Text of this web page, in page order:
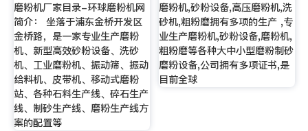
磨粉机厂家目录-环球磨粉机网
简介： 坐落于浦东金桥开发区
金桥路，是一家专业生产磨粉
机、新型高效砂粉设备、洗砂
机、工业磨粉机、振动筛、振动
给料机、皮带机、移动式磨粉
站、各种石料生产线、碎石生产
线、制砂生产线、磨粉生产线方
案的配置等
磨粉机,砂粉设备,高压磨粉机,洗
砂机,粗粉磨拥有多项的生产 ,专
业生产磨粉机,砂粉设备,磨粉机,
粗粉磨等各种大中小型磨粉制砂
磨粉设备,公司拥有多项证书,是
目前全球